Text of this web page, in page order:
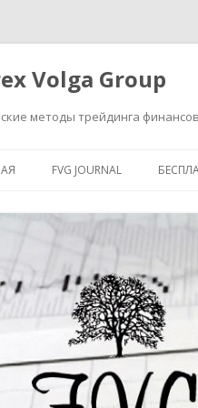
Volga Group
методы трейдинга
FVG JOURNAL